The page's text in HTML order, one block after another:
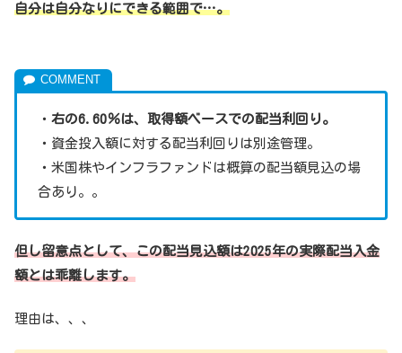
自分は自分なりにできる範囲で…。
・ 右の6.60％は、取得額ベースでの配当利回り。
・資金投入額に対する配当利回りは別途管理。
・米国株やインフラファンドは概算の配当額見込の場
合あり。。
但し留意点として、この配当見込額は2025年の実際配当入金
額とは乖離します。
理由は、、、